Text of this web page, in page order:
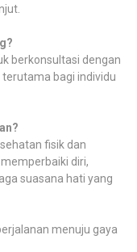
berkonsultasi dengan
bagi individu
fisik dan
diri,
suasana hati yang
menuju gaya